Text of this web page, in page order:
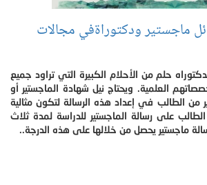
ماجستير ودكتوراةفي مجالات
حلم من الأحلام الكبيرة التي تراود جميع
العلمية. ويحتاج نيل شهادة الماجستير أو
من الطالب في إعداد هذه الرسالة لتكون مثالية
على رسالة الماجستير للدراسة لمدة ثلاث
ماجستير يحصل من خلالها على هذه الدرجة..